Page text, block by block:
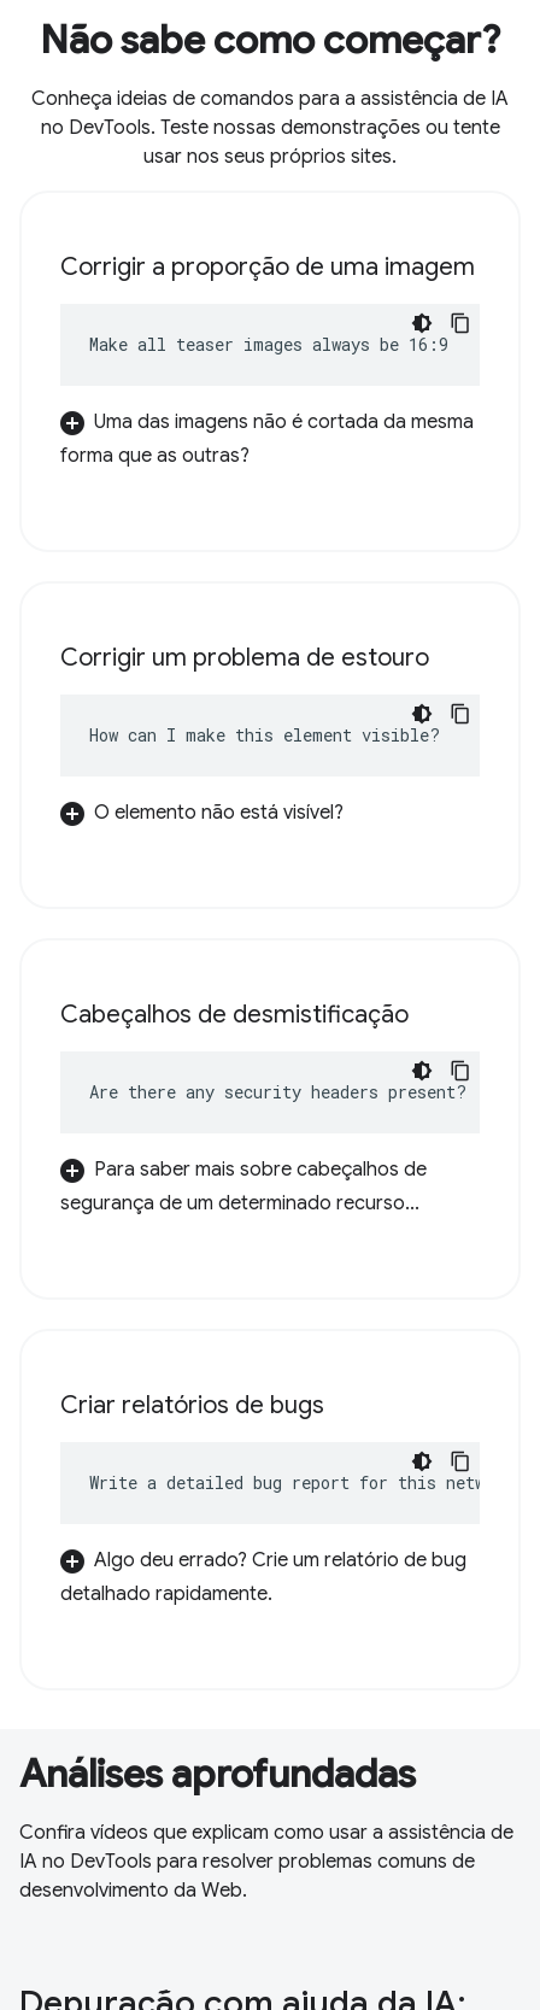
Não sabe como começar?
Conheça ideias de comandos para a assistência de IA
no DevTools. Teste nossas demonstrações ou tente
usar nos seus próprios sites.
Corrigir a proporção de uma imagem
Make all teaser images always be 16:9
Uma das imagens não é cortada da mesma
forma que as outras?
Corrigir um problema de estouro
How can I make this element visible?
O elemento não está visível?
Cabeçalhos de desmistificação
Are there any security headers present?
Para saber mais sobre cabeçalhos de
segurança de um determinado recurso...
Criar relatórios de bugs
Write a detailed bug report for this network
Algo deu errado? Crie um relatório de bug
detalhado rapidamente.
Análises aprofundadas
Confira vídeos que explicam como usar a assistência de
IA no DevTools para resolver problemas comuns de
desenvolvimento da Web.